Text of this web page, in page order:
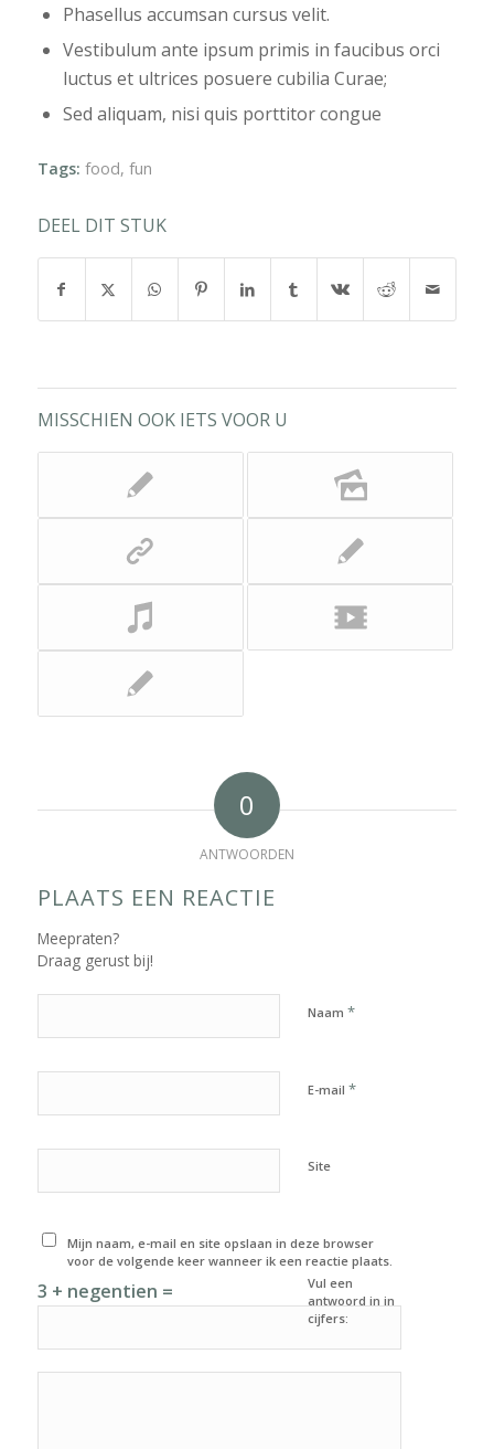
Phasellus accumsan cursus velit.
Vestibulum ante ipsum primis in faucibus orci
luctus et ultrices posuere cubilia Curae;
Sed aliquam, nisi quis porttitor congue
Tags: food, fun
DEEL DIT STUK
MISSCHIEN OOK IETS VOOR U
0
ANTWOORDEN
PLAATS EEN REACTIE
Meepraten?
Draag gerust bij!
Naam *
E-mail *
Site
Mijn naam, e-mail en site opslaan in deze browser
voor de volgende keer wanneer ik een reactie plaats.
Vul een
antwoord in in
cijfers:
3 + negentien =